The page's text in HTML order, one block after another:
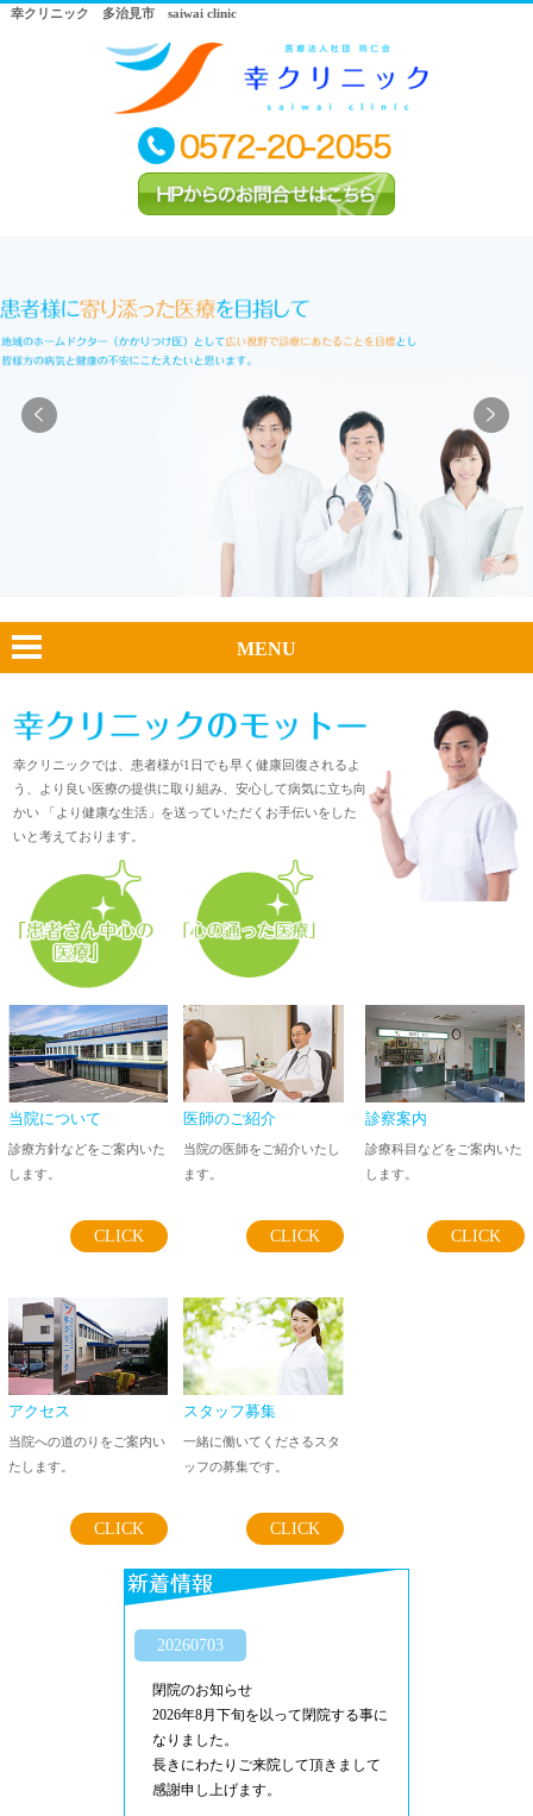
幸クリニック 多治見市 saiwai clinic
MENU
幸クリニックでは、患者様が1日でも早く健康回復されるよ
う、より良い医療の提供に取り組み、安心して病気に立ち向
かい 「より健康な生活」を送っていただくお手伝いをした
いと考えております。
当院について
診療方針などをご案内いた
します。
CLICK
医師のご紹介
当院の医師をご紹介いたし
ます。
CLICK
診察案内
診療科目などをご案内いた
します。
CLICK
アクセス
当院への道のりをご案内い
たします。
CLICK
スタッフ募集
一緒に働いてくださるスタ
ッフの募集です。
CLICK
20260703
閉院のお知らせ
2026年8月下旬を以って閉院する事に
なりました。
長きにわたりご来院して頂きまして
感謝申し上げます。